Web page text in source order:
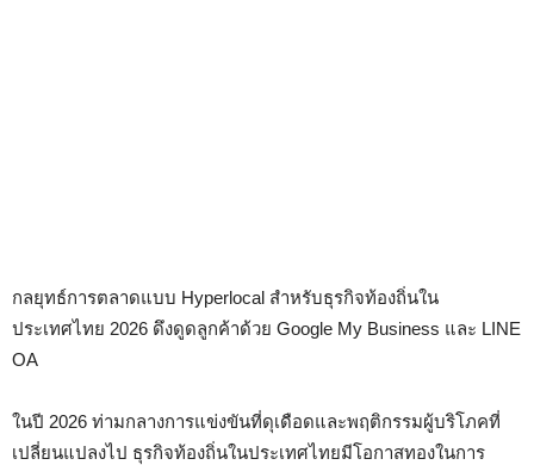
กลยุทธ์การตลาดแบบ Hyperlocal สำหรับธุรกิจท้องถิ่นใน
ประเทศไทย 2026 ดึงดูดลูกค้าด้วย Google My Business และ LINE
OA
ในปี 2026 ท่ามกลางการแข่งขันที่ดุเดือดและพฤติกรรมผู้บริโภคที่
เปลี่ยนแปลงไป ธุรกิจท้องถิ่นในประเทศไทยมีโอกาสทองในการ